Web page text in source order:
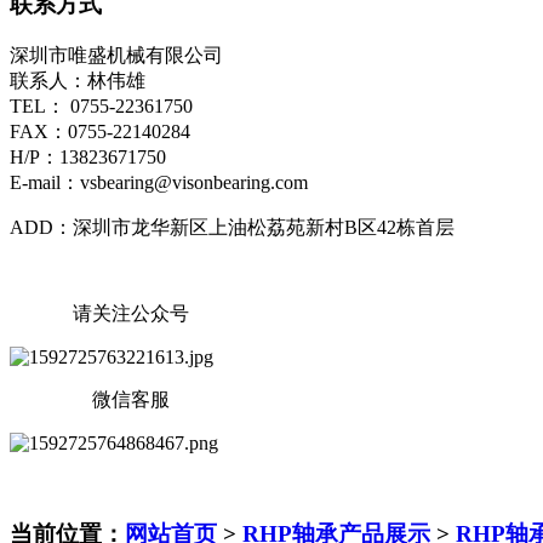
深圳市唯盛机械有限公司
联系人：林伟雄
TEL： 0755-22361750
FAX：0755-22140284
H/P：13823671750
E-mail：vsbearing@visonbearing.com
ADD：深圳市龙华新区上油松荔苑新村B区42栋首层
请关注公众号
微信客服
当前位置： 网站首页 > RHP轴承产品展示 > RHP轴